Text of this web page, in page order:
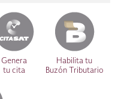
Genera
tu cita
Habilita tu
Buzón Tributario